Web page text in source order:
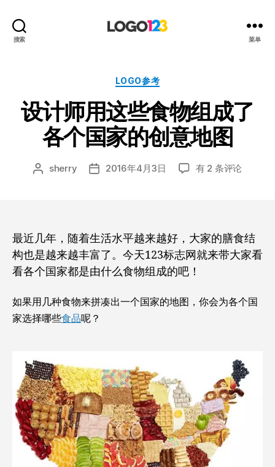
搜索
设
计
博
客
菜单
分
LOGO参考
设计师用这些食物组成了
各个国家的创意地图
文 sherry
发 2016年4月3日
设
些
食
物
组
了
意
地
图
有 2 条评论
最近几年，随着生活水平越来越好，大家的膳食结
构也是越来越丰富了。今天123标志网就来带大家看
看各个国家都是由什么食物组成的吧！
如果用几种食物来拼凑出一个国家的地图， 你会为各个国
家选择哪些食品呢？